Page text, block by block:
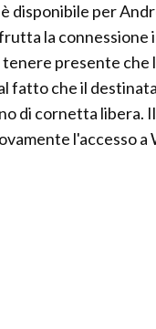
per
la
presente
fatto che il
di cornetta
l'accesso a